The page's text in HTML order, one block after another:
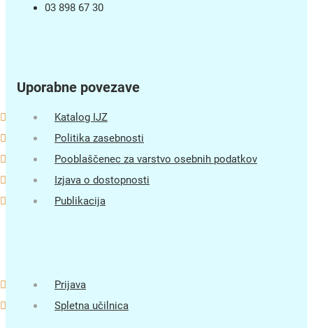
03 898 67 30
Uporabne povezave
Katalog IJZ
Politika zasebnosti
Pooblaščenec za varstvo osebnih podatkov
Izjava o dostopnosti
Publikacija
Prijava
Spletna učilnica